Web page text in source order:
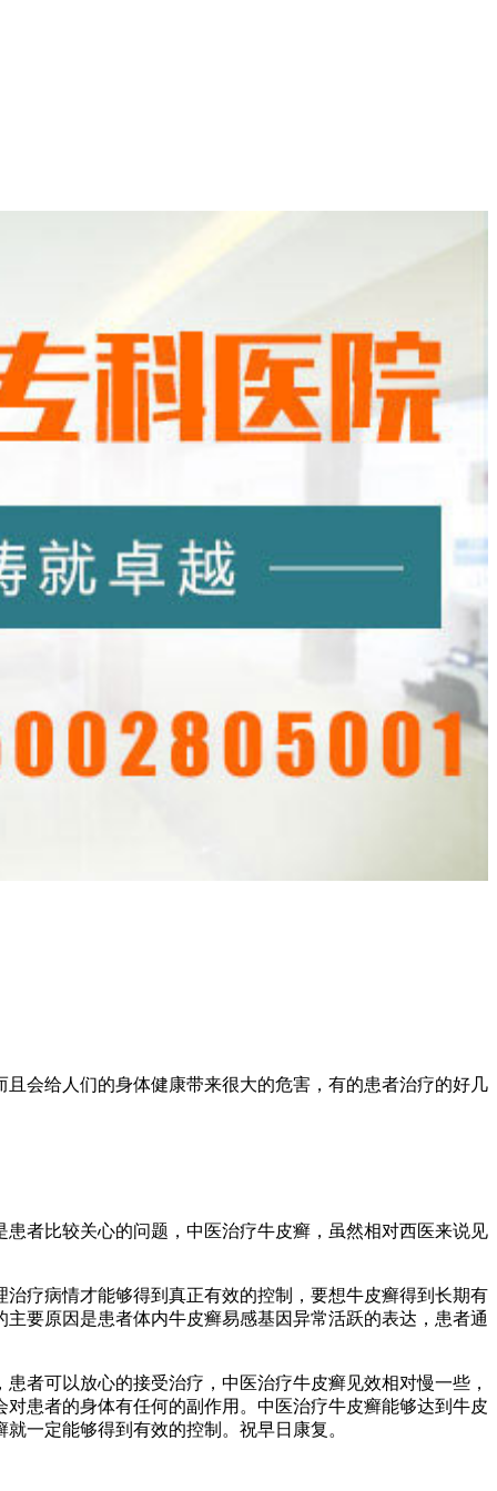
给人们的身体健康带来很大的危害，有的患者治疗的好几
者比较关心的问题，中医治疗牛皮癣，虽然相对西医来说见
疗病情才能够得到真正有效的控制，要想牛皮癣得到长期有
要原因是患者体内牛皮癣易感基因异常活跃的表达，患者通
可以放心的接受治疗，中医治疗牛皮癣见效相对慢一些，
患者的身体有任何的副作用。中医治疗牛皮癣能够达到牛皮
一定能够得到有效的控制。祝早日康复。